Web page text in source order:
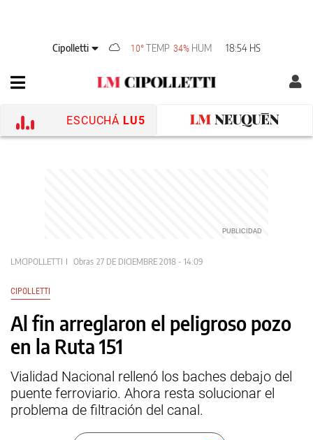
Cipolletti 10°TEMP 34% HUM 18:54 HS
ESCUCHÁ LU5
LMCIPOLLETTI Obras 27 DE DICIEMBRE 2018 - 14:09
CIPOLLETTI
Al fin arreglaron el peligroso pozo
en la Ruta 151
Vialidad Nacional rellenó los baches debajo del
puente ferroviario. Ahora resta solucionar el
problema de filtración del canal.